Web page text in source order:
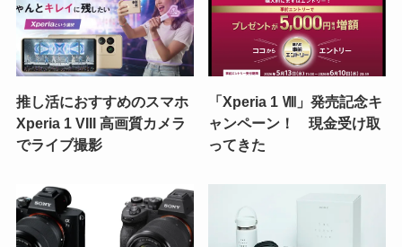
推し活におすすめのスマホ
Xperia 1 VIII 高画質カメラ
でライブ撮影
「Xperia 1 Ⅷ」発売記念キ
ャンペーン！ 現金受け取
ってきた